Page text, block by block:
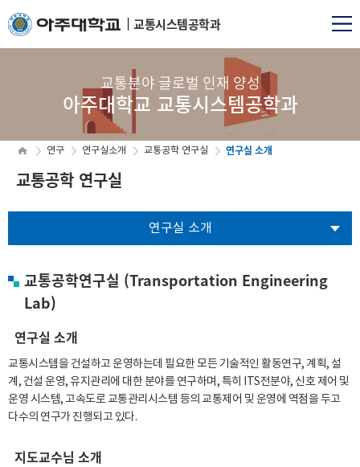
교통시스템공학과
교통분야 글로벌 인재 양성
아주대학교 교통시스템공학과
연구 연구실소개 교통공학 연구실 연구실 소개
교통공학 연구실
연구실 소개
교통공학연구실 (Transportation Engineering
Lab)
연구실 소개
교통시스템을 건설하고 운영하는데 필요한 모든 기술적인 활동연구, 계획, 설
계, 건설 운영, 유지관리에 대한 분야를 연구하며, 특히 ITS전분야, 신호 제어 및
운영 시스템, 고속도로 교통관리시스템 등의 교통제어 및 운영에 역점을 두고
다수의 연구가 진행되고 있다.
지도교수님 소개